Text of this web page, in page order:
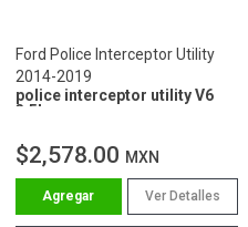
Ford Police Interceptor Utility
2014-2019
police interceptor utility V6
3.5L
$2,578.00 MXN
Ver Detalles